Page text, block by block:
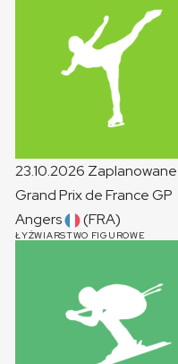
23.10.2026 Zaplanowane
Grand Prix de FranceGP
Angers
(FRA)
ŁYŻWIARSTWO FIGUROWE